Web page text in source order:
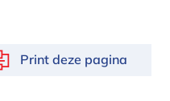
Print deze pagina